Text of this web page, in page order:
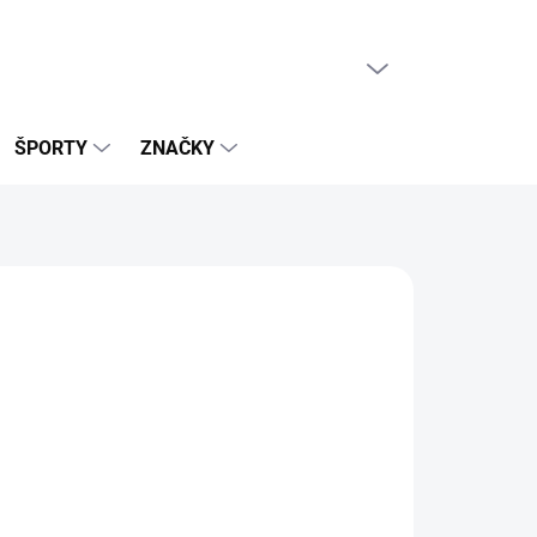
ŠPORTY ZNAČKY